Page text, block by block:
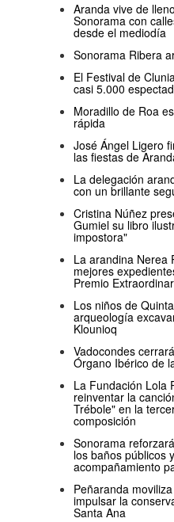
Aranda vive de
Sonorama con
desde el mediodía
Sonorama Ribera
El Festival de
casi 5.000
Moradillo de Roa
rápida
José Ángel Ligero
las fiestas de
La delegación
con un brillante
Cristina Núñez
Gumiel su libro
impostora"
La arandina Nerea
mejores
Premio
Los niños de
arqueología
Klounioq
Vadocondes
Órgano Ibérico de
La Fundación Lola
reinventar la
Trébole" en la
composición
Sonorama
los baños públicos
acompañamiento
Peñaranda
impulsar la
Santa Ana